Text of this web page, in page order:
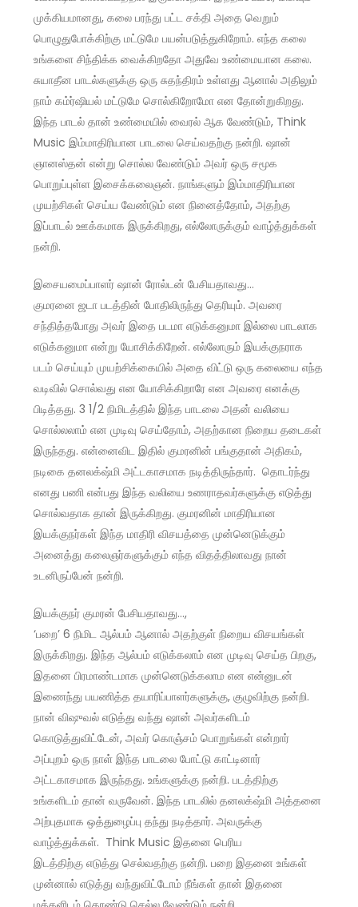
முக்கியமானது, கலை பரந்து பட்ட சக்தி அதை வெறும்
பொழுதுபோக்கிற்கு மட்டுமே பயன்படுத்துகிறோம். எந்த கலை
உங்களை சிந்திக்க வைக்கிறதோ அதுவே உண்மையான கலை.
சுயாதீன பாடல்களுக்கு ஒரு சுதந்திரம் உள்ளது ஆனால் அதிலும்
நாம் கம்ர்ஷியல் மட்டுமே சொல்கிறோமோ என தோன்றுகிறது.
இந்த பாடல் தான் உண்மையில் வைரல் ஆக வேண்டும், Think
Music இம்மாதிரியான பாடலை செய்வதற்கு நன்றி. ஷான்
ஞானஸ்தன் என்று சொல்ல வேண்டும் அவர் ஒரு சமூக
பொறுப்புள்ள இசைக்கலைஞன். நாங்களும் இம்மாதிரியான
முயற்சிகள் செய்ய வேண்டும் என நினைத்தோம், அதற்கு
இப்பாடல் ஊக்கமாக இருக்கிறது, எல்லோருக்கும் வாழ்த்துக்கள்
நன்றி.
இசையமைப்பாளர் ஷான் ரோல்டன் பேசியதாவது…
குமரனை ஜடா படத்தின் போதிலிருந்து தெரியும். அவரை
சந்தித்தபோது அவர் இதை படமா எடுக்கனுமா இல்லை பாடலாக
எடுக்கனுமா என்று யோசிக்கிறேன். எல்லோரும் இயக்குநராக
படம் செய்யும் முயற்சிக்கையில் அதை விட்டு ஒரு கலையை எந்த
வடிவில் சொல்வது என யோசிக்கிறாரே என அவரை எனக்கு
பிடித்தது. 3 1/2 நிமிடத்தில் இந்த பாடலை அதன் வலியை
சொல்லலாம் என முடிவு செய்தோம், அதற்கான நிறைய தடைகள்
இருந்தது. என்னைவிட இதில் குமரனின் பங்குதான் அதிகம்,
நடிகை தனலக்‌ஷ்மி அட்டகாசமாக நடித்திருந்தார். தொடர்ந்து
எனது பணி என்பது இந்த வலியை உணராதவர்களுக்கு எடுத்து
சொல்வதாக தான் இருக்கிறது. குமரனின் மாதிரியான
இயக்குநர்கள் இந்த மாதிரி விசயத்தை முன்னெடுக்கும்
அனைத்து கலைஞர்களுக்கும் எந்த விதத்திலாவது நான்
உடனிருப்பேன் நன்றி.
இயக்குநர் குமரன் பேசியதாவது…,
‘பறை’ 6 நிமிட ஆல்பம் ஆனால் அதற்குள் நிறைய விசயங்கள்
இருக்கிறது. இந்த ஆல்பம் எடுக்கலாம் என முடிவு செய்த பிறகு,
இதனை பிரமாண்டமாக முன்னெடுக்கலாம என என்னுடன்
இணைந்து பயணித்த தயாரிப்பாளர்களுக்கு, குழுவிற்கு நன்றி.
நான் விஷுவல் எடுத்து வந்து ஷான் அவர்களிடம்
கொடுத்துவிட்டேன், அவர் கொஞ்சம் பொறுங்கள் என்றார்
அப்புறம் ஒரு நாள் இந்த பாடலை போட்டு காட்டினார்
அட்டகாசமாக இருந்தது. உங்களுக்கு நன்றி. படத்திற்கு
உங்களிடம் தான் வருவேன். இந்த பாடலில் தனலக்‌ஷ்மி அத்தனை
அற்புதமாக ஒத்துழைப்பு தந்து நடித்தார். அவருக்கு
வாழ்த்துக்கள். Think Music இதனை பெரிய
இடத்திற்கு எடுத்து செல்வதற்கு நன்றி. பறை இதனை உங்கள்
முன்னால் எடுத்து வந்துவிட்டோம் நீங்கள் தான் இதனை